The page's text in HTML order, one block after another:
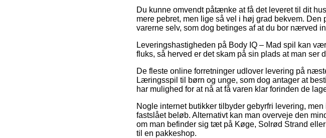
Du kunne omvendt påtænke at få det leveret til dit
mere pebret, men lige så vel i høj grad bekvem.
varerne selv, som dog betinges af at du bor nærved
Leveringshastigheden på Body IQ – Mad spil kan
fluks, så herved er det skam på sin plads at man ser
De fleste online forretninger udlover levering på
Læringsspil til børn og unge, som dog antager at
har mulighed for at nå at få varen klar forinden de
Nogle internet butikker tilbyder gebyrfri levering,
fastslået beløb. Alternativt kan man overveje den
om man befinder sig tæt på Køge, Solrød Strand
til en pakkeshop.